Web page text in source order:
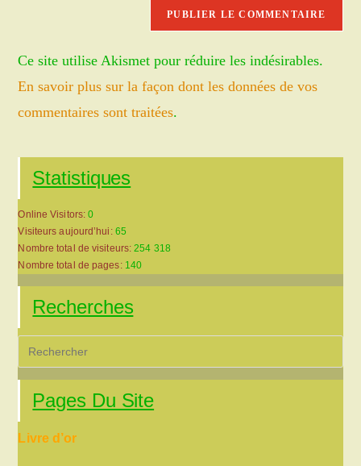
(facultatif)
Ce site utilise Akismet pour réduire les indésirables.
En savoir plus sur la façon dont les données de vos
commentaires sont traitées.
Statistiques
Online Visitors:0
Visiteurs aujourd’hui: 65
Nombre total de visiteurs:254 318
Nombre total de pages: 140
Recherches
Pages Du Site
Livre d’or